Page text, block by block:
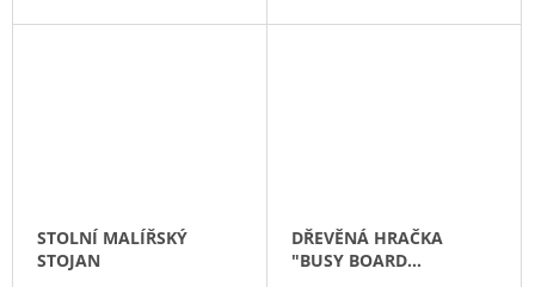
STOLNÍ MALÍŘSKÝ
STOJAN
DŘEVĚNÁ HRAČKA
"BUSY BOARD